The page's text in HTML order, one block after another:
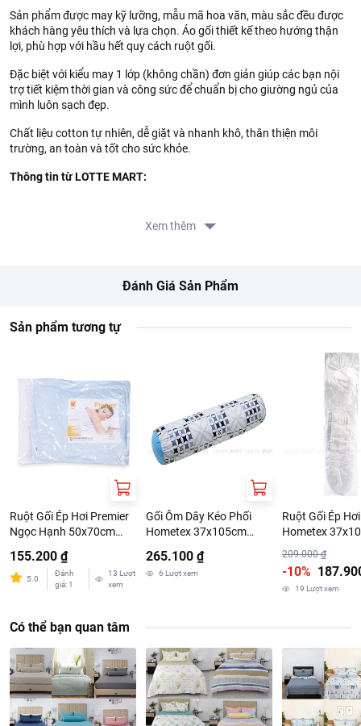
Sản phẩm được may kỹ lưỡng, mẫu mã hoa văn, màu sắc đều được
khách hàng yêu thích và lựa chọn. Áo gối thiết kế theo hướng thận
lợi, phù hợp với hầu hết quy cách ruột gối.
Đặc biệt với kiểu may 1 lớp (không chần) đơn giản giúp các bạn nội
trợ tiết kiệm thời gian và công sức để chuẩn bị cho giường ngủ của
mình luôn sạch đẹp.
Chất liệu cotton tự nhiên, dễ giặt và nhanh khô, thân thiện môi
trường, an toàn và tốt cho sức khỏe.
Thông tin từ LOTTE MART:
đơn hàng của Quý khách, vui lòng xem chính sách tại:
Xem thêm
Đánh Giá Sản Phẩm
Sản phẩm tương tự
Ruột Gối Ép Hơi Premier
Ngọc Hạnh 50x70cm
155.200 ₫
5.0
Đánh
giá: 1
13 Lượt
xem
Gối Ôm Dây Kéo Phối
Hometex 37x105cm
265.100 ₫
6 Lượt xem
Ruột Gối Ép
Hometex
209.000 ₫
-10%
19 Lượt xem
Có thể bạn quan tâm